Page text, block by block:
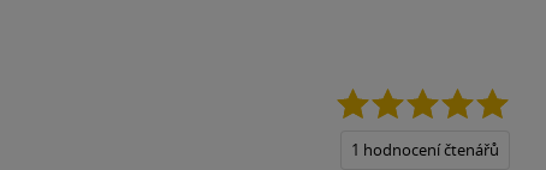
1 hodnocení čtenářů